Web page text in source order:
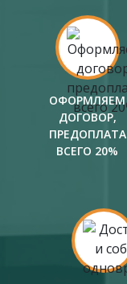
ОФОРМЛЯЕМ
ДОГОВОР,
ПРЕДОПЛАТА
ВСЕГО 20%